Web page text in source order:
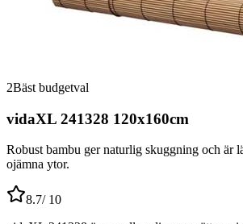
2Bäst budgetval
vidaXL 241328 120x160cm
Robust bambu ger naturlig skuggning och är
ojämna ytor.
8.7/ 10